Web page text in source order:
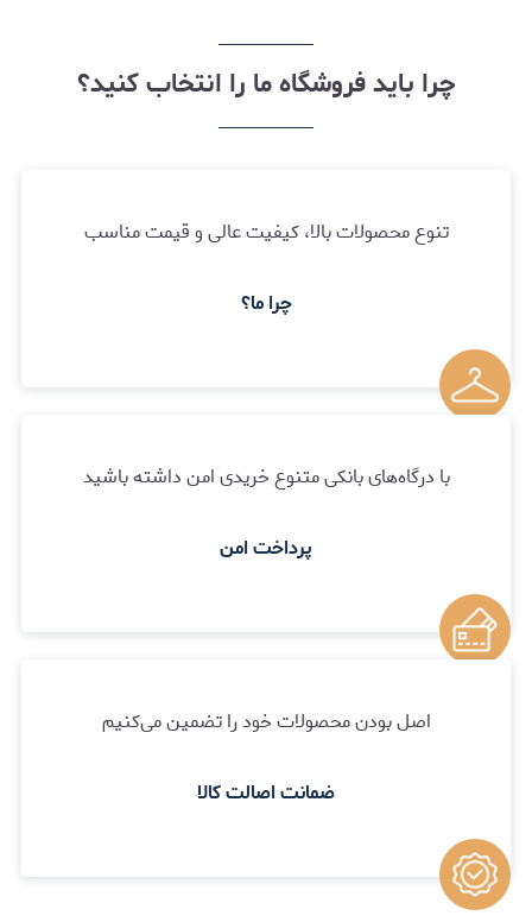
چرا باید فروشگاه ما را انتخاب کنید؟
تنوع محصولات بالا، کیفیت عالی و قیمت مناسب
چرا ما؟
با درگاه‌های بانکی متنوع خریدی امن داشته باشید
پرداخت امن
اصل بودن محصولات خود را تضمین می‌کنیم
ضمانت اصالت کالا